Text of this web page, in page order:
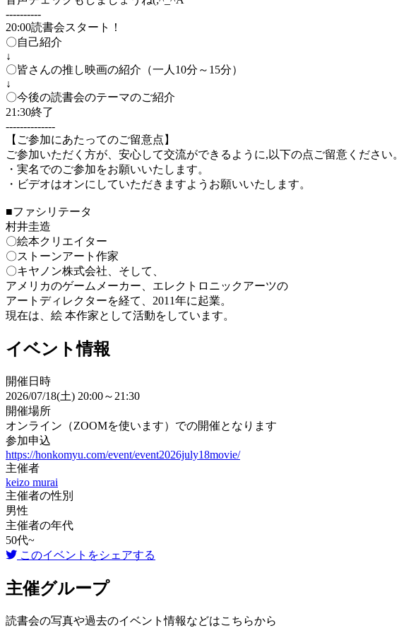
----------
20:00読書会スタート！
〇自己紹介
↓
〇皆さんの推し映画の紹介（一人10分～15分）
↓
〇今後の読書会のテーマのご紹介
21:30終了
--------------
【ご参加にあたってのご留意点】
ご参加いただく方が、安心して交流ができるように,以下の点ご留意ください。
・実名でのご参加をお願いいたします。
・ビデオはオンにしていただきますようお願いいたします。
■ファシリテータ
村井圭造
〇絵本クリエイター
〇ストーンアート作家
〇キヤノン株式会社、そして、
アメリカのゲームメーカー、エレクトロニックアーツの
アートディレクターを経て、2011年に起業。
現在は、絵 本作家として活動をしています。
イベント情報
開催日時
2026/07/18(土) 20:00～21:30
開催場所
オンライン（ZOOMを使います）での開催となります
参加申込
https://honkomyu.com/event/event2026july18movie/
主催者
keizo murai
主催者の性別
男性
主催者の年代
50代~
このイベントをシェアする
主催グループ
読書会の写真や過去のイベント情報などはこちらから